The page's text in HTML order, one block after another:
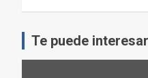
Te puede interesar